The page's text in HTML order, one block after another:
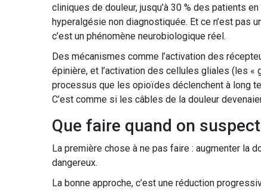
cliniques de douleur, jusqu’à 30 % des patients
hyperalgésie non diagnostiquée. Et ce n’est pas
c’est un phénomène neurobiologique réel.
Des mécanismes comme l’activation des
épinière, et l’activation des cellules gliales (les
processus que les opioïdes déclenchent à long
C’est comme si les câbles de la douleur
Que faire quand on
La première chose à ne pas faire : augmenter la
dangereux.
La bonne approche, c’est une réduction